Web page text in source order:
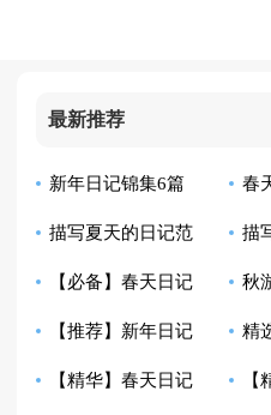
最新推荐
新年日记锦集6篇 春
描写夏天的日记范
文8篇
描
【荐
【必备】春天日记
合集6篇
秋
篇)
【推荐】新年日记
七篇
精
【精华】春天日记